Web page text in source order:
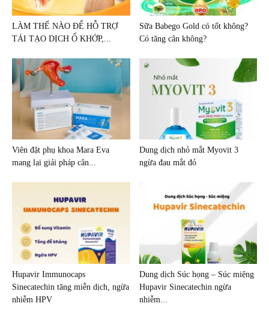
LÀM THẾ NÀO ĐỂ HỖ TRỢ
TÁI TẠO DỊCH Ổ KHỚP,...
Sữa Babego Gold có tốt không?
Có tăng cân không?
Viên đặt phụ khoa Mara Eva
mang lại giải pháp cân...
Dung dịch nhỏ mắt Myovit 3
ngừa đau mắt đỏ
Hupavir Immunocaps
Sinecatechin tăng miễn dịch, ngừa
nhiễm HPV
Dung dịch Súc họng – Súc miệng
Hupavir Sinecatechin ngừa
nhiễm...